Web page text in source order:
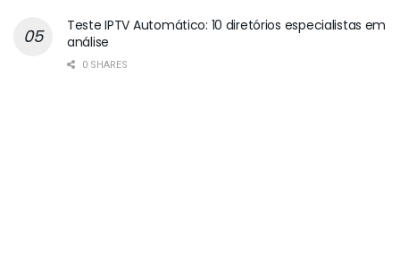
Teste IPTV Automático: 10 diretórios especialistas em
análise
0 SHARES